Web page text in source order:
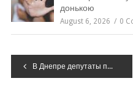
донькою
August 6, 2026 0
Навігація
В Днепре депутаты проголосовали за усиление патрулирования улиц города